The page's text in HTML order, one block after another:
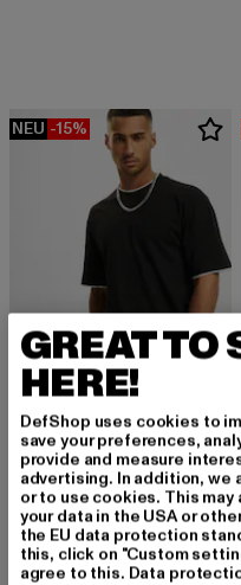
NEU -15%
URBAN CLASSICS
Contrast Tall Tee
12,74 EUR
Derzeitiger Preis: 12,74 EUR
14,99 EUR
GREAT TO
HERE!
DefShop uses cookies to
save your preferences,
provide and measure
advertising. In addition,
or to use cookies. This
your data in the USA or
the EU data protection
this, click on "Custom
agree to this. Data